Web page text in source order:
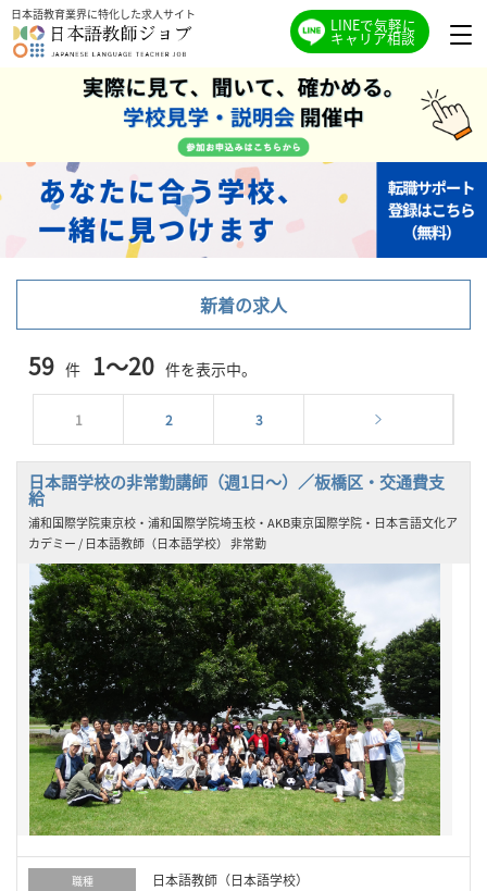
日本語教育業界に特化した求人サイト
LINEで気軽に
キャリア相談
新着の求人
59 件 1～20 件を表示中。
1 2 3
日本語学校の非常勤講師（週1日〜）／板橋区・交通費支
給
浦和国際学院東京校・浦和国際学院埼玉校・AKB東京国際学院・日本言語文化ア
カデミー / 日本語教師（日本語学校） 非常勤
職種 日本語教師（日本語学校）